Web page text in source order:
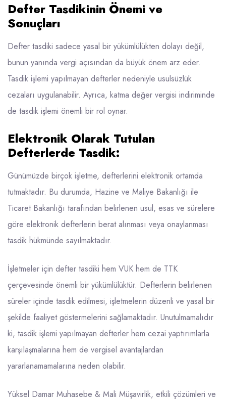
Defter Tasdikinin Önemi ve
Sonuçları
Defter tasdiki sadece yasal bir yükümlülükten dolayı değil,
bunun yanında vergi açısından da büyük önem arz eder.
Tasdik işlemi yapılmayan defterler nedeniyle usulsüzlük
cezaları uygulanabilir. Ayrıca, katma değer vergisi indiriminde
de tasdik işlemi önemli bir rol oynar.
Elektronik Olarak Tutulan
Defterlerde Tasdik:
Günümüzde birçok işletme, defterlerini elektronik ortamda
tutmaktadır. Bu durumda, Hazine ve Maliye Bakanlığı ile
Ticaret Bakanlığı tarafından belirlenen usul, esas ve sürelere
göre elektronik defterlerin berat alınması veya onaylanması
tasdik hükmünde sayılmaktadır.
İşletmeler için defter tasdiki hem VUK hem de TTK
çerçevesinde önemli bir yükümlülüktür. Defterlerin belirlenen
süreler içinde tasdik edilmesi, işletmelerin düzenli ve yasal bir
şekilde faaliyet göstermelerini sağlamaktadır. Unutulmamalıdır
ki, tasdik işlemi yapılmayan defterler hem cezai yaptırımlarla
karşılaşmalarına hem de vergisel avantajlardan
yararlanamamalarına neden olabilir.
Yüksel Damar Muhasebe & Mali Müşavirlik, etkili çözümleri ve